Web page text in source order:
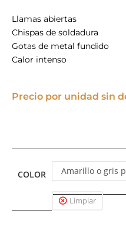
Llamas abiertas
Chispas de soldadura
Gotas de metal fundido
Calor intenso
Precio por unidad sin
COLOR Amarillo o gris
Limpiar